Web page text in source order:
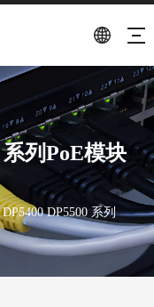
系列PoE模块
DP5400 DP5500 系列